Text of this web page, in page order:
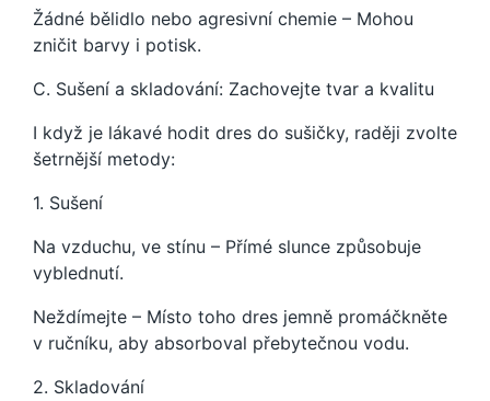
Žádné bělidlo nebo agresivní chemie – Mohou
zničit barvy i potisk.
C. Sušení a skladování: Zachovejte tvar a kvalitu
I když je lákavé hodit dres do sušičky, raději zvolte
šetrnější metody:
1. Sušení
Na vzduchu, ve stínu – Přímé slunce způsobuje
vyblednutí.
Neždímejte – Místo toho dres jemně promáčkněte
v ručníku, aby absorboval přebytečnou vodu.
2. Skladování